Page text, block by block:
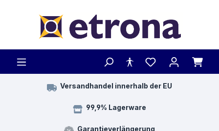
Versandhandel innerhalb der EU
99,9% Lagerware
Garantieverlängerung